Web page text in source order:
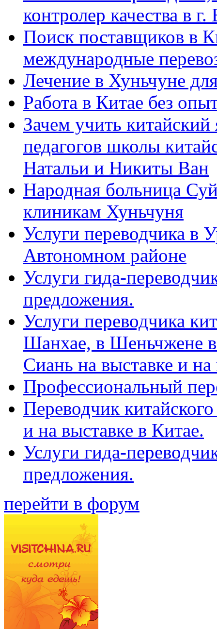
контролер качества в
Поиск поставщиков в
международные
Лечение в Хуньчуне
Работа в Китае без
Зачем учить
педагогов школы
Натальи и Никиты Ван
Народная больница
клиникам Хуньчуня
Услуги переводчика в
Автономном районе
Услуги гида-
предложения.
Услуги переводчика
Шанхае, в Шеньчжене
Сиань на выставке и
Профессиональный
Переводчик
и на выставке в Китае.
Услуги гида-
предложения.
перейти в форум